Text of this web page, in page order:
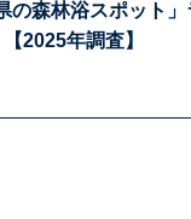
の森林浴スポット
2025年調査】